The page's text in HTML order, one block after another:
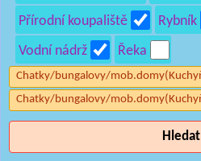
Přírodní koupaliště
Rybník
Vodní nádrž
Řeka
Chatky/bungalovy/
Chatky/bungalovy/
Hledat